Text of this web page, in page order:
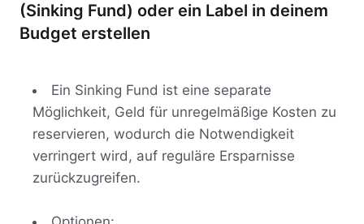
(Sinking Fund) oder ein Label in deinem
Budget erstellen
Ein Sinking Fund ist eine separate
Möglichkeit, Geld für unregelmäßige Kosten zu
reservieren, wodurch die Notwendigkeit
verringert wird, auf reguläre Ersparnisse
zurückzugreifen.